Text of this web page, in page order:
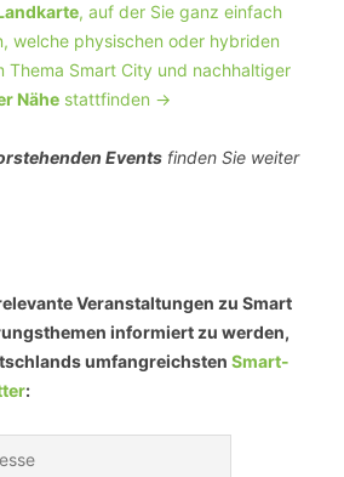
, auf der Sie ganz einfach
welche physischen oder hybriden
Thema Smart City und nachhaltiger
Nähe stattfinden ->
Events finden Sie weiter
Veranstaltungen zu Smart
informiert zu werden,
umfangreichsten Smart-
: